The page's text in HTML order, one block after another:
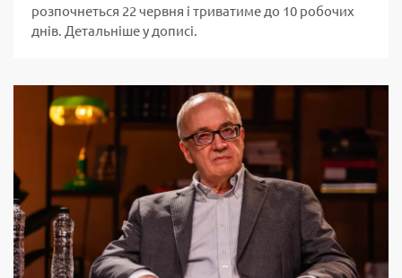
розпочнеться 22 червня і триватиме до 10 робочих
днів. Детальніше у дописі.